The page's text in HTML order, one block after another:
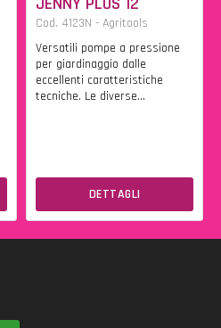
Cod. 4123N - Agritools
Versatili pompe a pressione
per giardinaggio dalle
eccellenti caratteristiche
tecniche. Le diverse...
DETTAGLI